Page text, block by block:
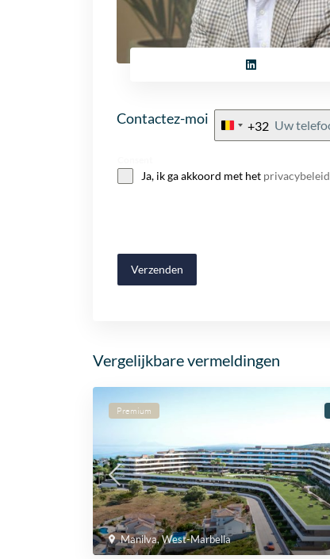
Contactez-moi
Belgium
+32
Ja, ik ga akkoord met het privacybeleid
Verzenden
Vergelijkbare vermeldingen
Manilva,West-Marbella
Premium